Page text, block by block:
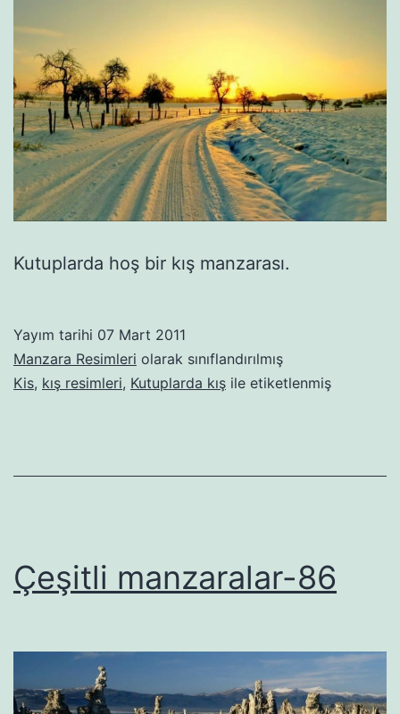
Kutuplarda hoş bir kış manzarası.
Yayım tarihi 07 Mart 2011
Manzara Resimleri olarak sınıflandırılmış
Kis, kış resimleri, Kutuplarda kış ile etiketlenmiş
Çeşitli manzaralar-86